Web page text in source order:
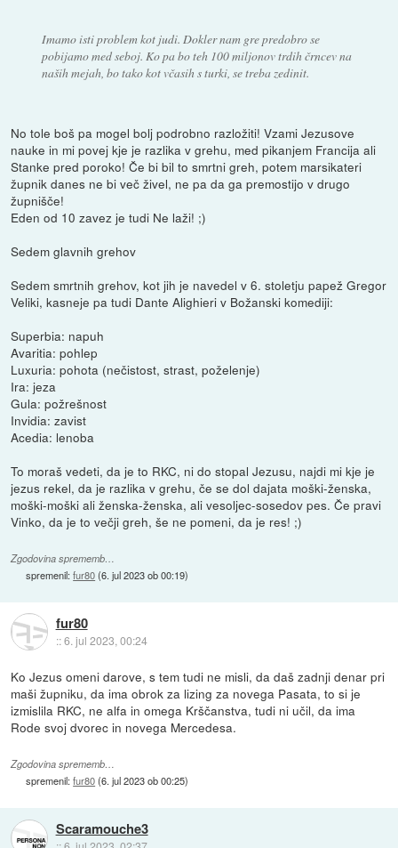
Imamo isti problem kot judi. Dokler nam gre predobro se
pobijamo med seboj. Ko pa bo teh 100 miljonov trdih črncev na
naših mejah, bo tako kot včasih s turki, se treba zedinit.
No tole boš pa mogel bolj podrobno razložiti! Vzami Jezusove
nauke in mi povej kje je razlika v grehu, med pikanjem Francija ali
Stanke pred poroko! Če bi bil to smrtni greh, potem marsikateri
župnik danes ne bi več živel, ne pa da ga premostijo v drugo
župnišče!
Eden od 10 zavez je tudi Ne laži! ;)
Sedem glavnih grehov
Sedem smrtnih grehov, kot jih je navedel v 6. stoletju papež Gregor
Veliki, kasneje pa tudi Dante Alighieri v Božanski komediji:
Superbia: napuh
Avaritia: pohlep
Luxuria: pohota (nečistost, strast, poželenje)
Ira: jeza
Gula: požrešnost
Invidia: zavist
Acedia: lenoba
To moraš vedeti, da je to RKC, ni do stopal Jezusu, najdi mi kje je
jezus rekel, da je razlika v grehu, če se dol dajata moški-ženska,
moški-moški ali ženska-ženska, ali vesoljec-sosedov pes. Če pravi
Vinko, da je to večji greh, še ne pomeni, da je res! ;)
Zgodovina sprememb…
spremenil:fur80(6. jul 2023 ob 00:19)
fur80
::6. jul 2023, 00:24
Ko Jezus omeni darove, s tem tudi ne misli, da daš zadnji denar pri
maši župniku, da ima obrok za lizing za novega Pasata, to si je
izmislila RKC, ne alfa in omega Krščanstva, tudi ni učil, da ima
Rode svoj dvorec in novega Mercedesa.
Zgodovina sprememb…
spremenil:fur80(6. jul 2023 ob 00:25)
Scaramouche3